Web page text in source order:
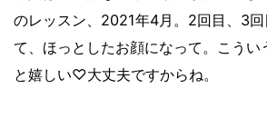
のレッスン、2021年4月。2回目、3回
て、ほっとしたお顔になって。こうい
と嬉しい♡大丈夫ですからね。